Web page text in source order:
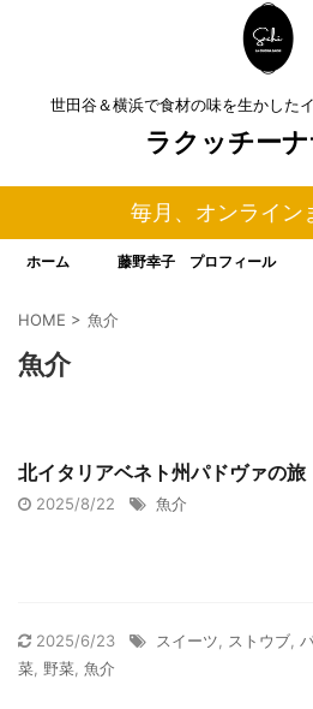
世田谷＆横浜で食材の味を生かした
ラクッチー
毎月、オンライン
ホーム 藤野幸子 プロフィール
HOME > 魚介
魚介
北イタリアベネト州パドヴァの旅
2025/8/22 魚介
2025/6/23 スイーツ ストウブ
菜 野菜 魚介